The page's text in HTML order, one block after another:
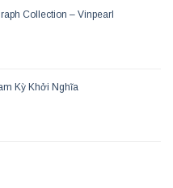
Collection – Vinpearl
Kỳ Khởi Nghĩa